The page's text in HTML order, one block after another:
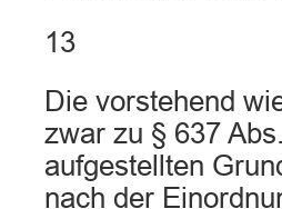
13
Die vorstehend
zwar zu § 637
aufgestellten
nach der